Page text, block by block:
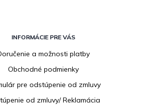
INFORMÁCIE PRE VÁS
a možnosti platby
Obchodné podmienky
pre odstúpenie od zmluvy
od zmluvy/ Reklamácia